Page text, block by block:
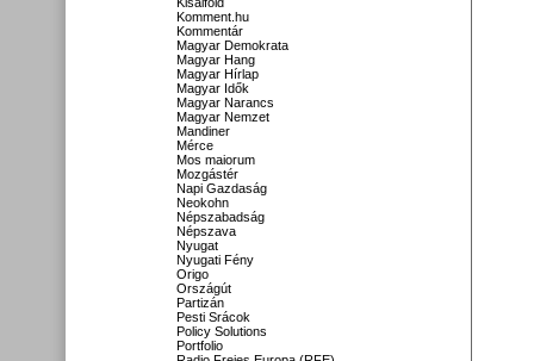
Komment.hu
Kommentár
Magyar Demokrata
Magyar Hang
Magyar Hírlap
Magyar Idők
Magyar Narancs
Magyar Nemzet
Mandiner
Mérce
Mos maiorum
Mozgástér
Napi Gazdaság
Neokohn
Népszabadság
Népszava
Nyugat
Nyugati Fény
Origo
Országút
Partizán
Pesti Srácok
Policy Solutions
Portfolio